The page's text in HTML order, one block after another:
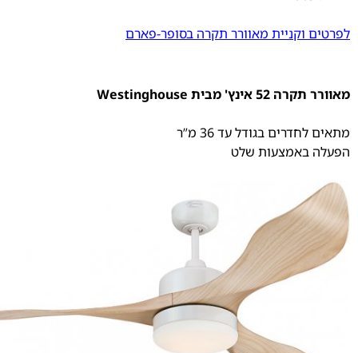
לפרטים וקניית מאוורר תקרה בסופר-פארם
מאוורר תקרה 52 אינץ' מבית Westinghouse
מתאים לחדרים בגודל עד 36 מ”ר
הפעלה באמצעות שלט